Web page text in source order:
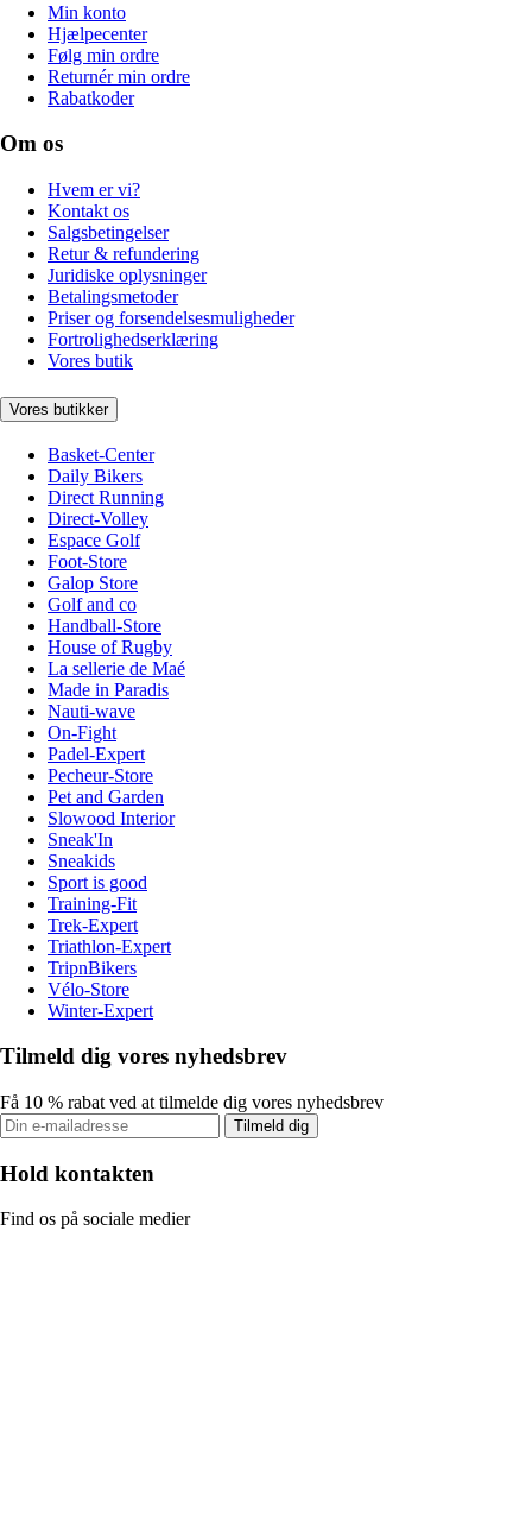
Min konto
Hjælpecenter
Følg min ordre
Returnér min ordre
Rabatkoder
Om os
Hvem er vi?
Kontakt os
Salgsbetingelser
Retur & refundering
Juridiske oplysninger
Betalingsmetoder
Priser og forsendelsesmuligheder
Fortrolighedserklæring
Vores butik
Vores butikker
Basket-Center
Daily Bikers
Direct Running
Direct-Volley
Espace Golf
Foot-Store
Galop Store
Golf and co
Handball-Store
House of Rugby
La sellerie de Maé
Made in Paradis
Nauti-wave
On-Fight
Padel-Expert
Pecheur-Store
Pet and Garden
Slowood Interior
Sneak'In
Sneakids
Sport is good
Training-Fit
Trek-Expert
Triathlon-Expert
TripnBikers
Vélo-Store
Winter-Expert
Tilmeld dig vores nyhedsbrev
Få 10 % rabat ved at tilmelde dig vores nyhedsbrev
Tilmeld dig
Hold kontakten
Find os på sociale medier